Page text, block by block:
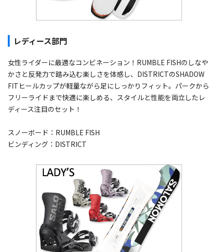
レディース部門
女性ライダーに最適なコンビネーション！RUMBLE FISHのしなや
かさと反発力で踏み込む楽しさを体感し、DISTRICTのSHADOW
FITヒールカップが軽量ながら足にしっかりフィット。パークから
フリーライドまで快適に楽しめる、スタイルと性能を両立したレ
ディース注目のセット！
スノーボード：RUMBLE FISH
ビンディング：DISTRICT